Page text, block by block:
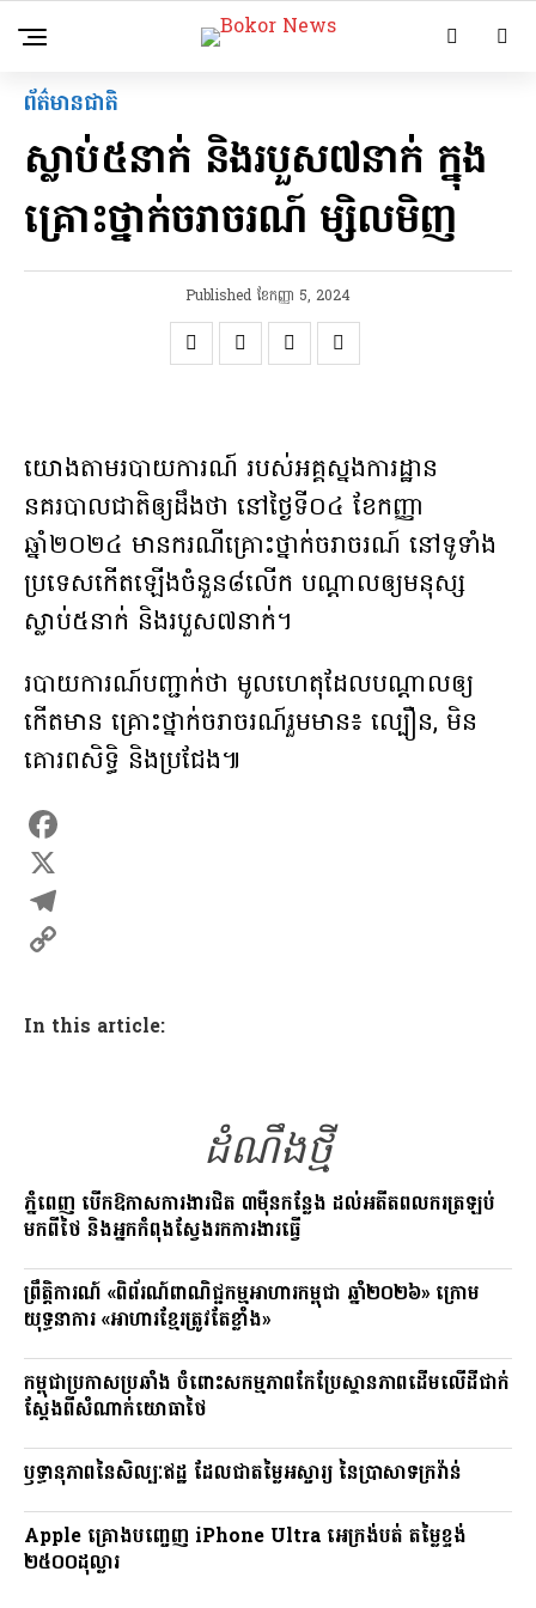
ព័ត៌មានជាតិ
ស្លាប់៥នាក់ និងរបួស៧នាក់ ក្នុង
គ្រោះថ្នាក់ចរាចរណ៍ ម្សិលមិញ
Published ខែ​កញ្ញា 5, 2024
យោងតាមរបាយការណ៍ របស់អគ្គស្នងការដ្ឋាន
នគរបាលជាតិឲ្យដឹងថា នៅថ្ងៃទី០៤ ខែកញ្ញា
ឆ្នាំ២០២៤ មានករណីគ្រោះថ្នាក់ចរាចរណ៍ នៅទូទាំង
ប្រទេសកើតឡើងចំនួន៨លើក បណ្ដាលឲ្យមនុស្ស
ស្លាប់៥នាក់ និងរបួស៧នាក់។
របាយការណ៍បញ្ជាក់ថា មូលហេតុដែលបណ្ដាលឲ្យ
កើតមាន គ្រោះថ្នាក់ចរាចរណ៍រួមមាន៖ ល្បឿន, មិន
គោរពសិទិ្ធ និងប្រជែង៕
F
a
c
b
X
T
l
m
o
n
k
In this article:
ដំណឹងថ្មី
ភ្នំពេញ បើកឱកាសការងារជិត ៣ម៉ឺនកន្លែង ដល់អតីតពលករត្រឡប់
មកពីថៃ និងអ្នកកំពុងស្វែងរកការងារធ្វើ
ព្រឹត្តិការណ៍ «ពិព័រណ៍ពាណិជ្ជកម្មអាហារកម្ពុជា ឆ្នាំ២០២៦» ក្រោម
យុទ្ធនាការ «អាហារខ្មែរត្រូវតែខ្លាំង»
កម្ពុជាប្រកាសប្រឆាំង ចំពោះសកម្មភាពកែប្រែស្ថានភាពដើមលើដីជាក់
ស្តែងពីសំណាក់យោធាថៃ
ឫទ្ធានុភាពនៃសិល្បៈឥដ្ឋ ដែលជាតម្លៃអស្ចារ្យ នៃប្រាសាទក្រវ៉ាន់
Apple គ្រោងបញ្ចេញ iPhone Ultra អេក្រង់បត់ តម្លៃខ្ទង់
២៥០០ដុល្លារ